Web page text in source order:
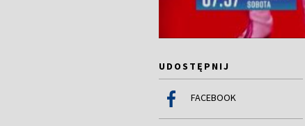
UDOSTĘPNIJ
FACEBOOK